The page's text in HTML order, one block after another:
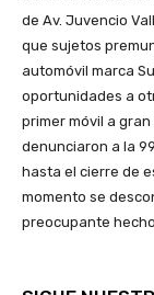
de Av. Juvencio
que sujetos
automóvil marca
oportunidades a
primer móvil a
denunciaron a la
hasta el cierre de
momento se
preocupante